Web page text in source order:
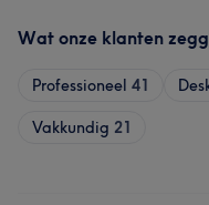
Wat onze klanten
Professioneel 41
Vakkundig 21